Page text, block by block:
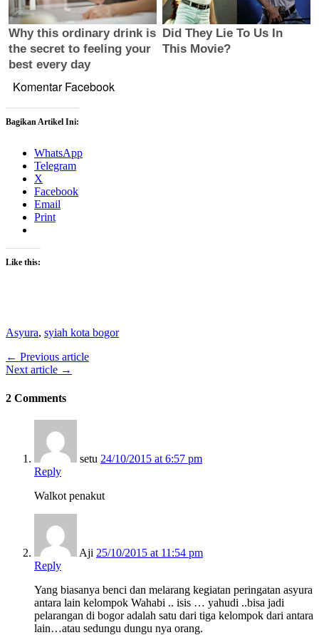
Komentar Facebook
Bagikan Artikel Ini:
WhatsApp
Telegram
X
Facebook
Email
Print
Like this:
Asyura, syiah kota bogor
← Previous article
Next article →
2 Comments
setu 24/10/2015 at 6:57 pm
Reply
Walkot penakut
Aji 25/10/2015 at 11:54 pm
Reply
Yang biasanya benci dan melarang kegiatan peringatan asyura
antara lain kelompok Wahabi .. isis … yahudi ..bisa jadi
pelarangan di bogor adalah satu dari tiga kelompok dari antara
lain…atau sedungu dungu nya orang.